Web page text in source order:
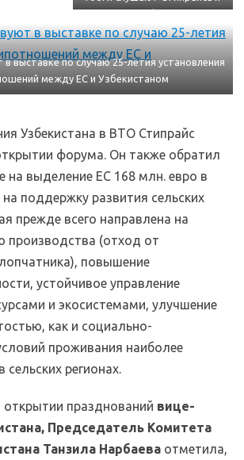
выставке по случаю 25-летия установления
между ЕС и Узбекистаном
Узбекистана в ВТО Стипрайс
форума. Он также обратил
на выделение ЕС 168 млн. евро в
поддержку развития сельских
прежде всего направлена на
производства (отход от
повышение
устойчивое управление
и экосистемами, улучшение
как и социально-
проживания наиболее
сельских регионах.
празднований вице-
Председатель Комитета
Танзила Нарбаева отметила,